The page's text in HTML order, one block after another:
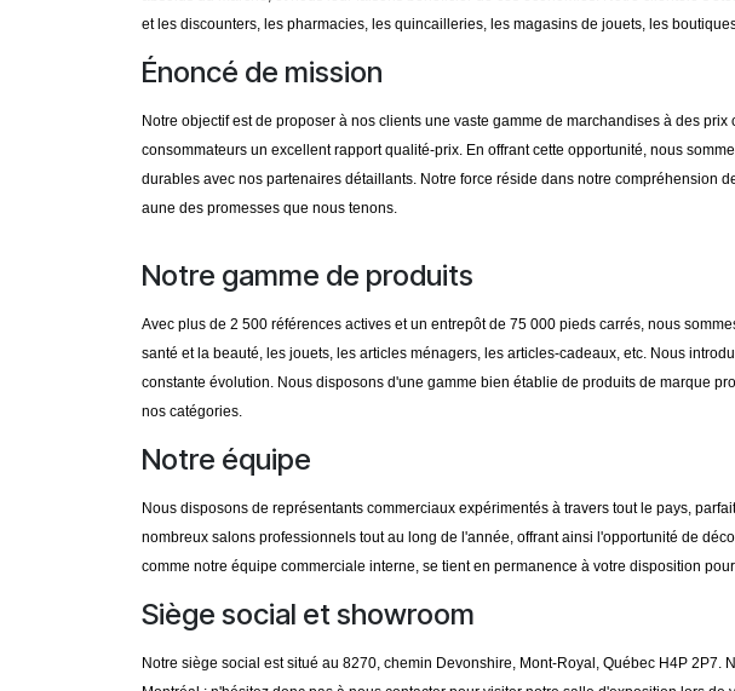
et les discounters, les pharmacies, les quincailleries, les magasins de jouets, les
Énoncé de mission
Notre objectif est de proposer à nos clients une vaste gamme de marchandises à des
consommateurs un excellent rapport qualité-prix. En offrant cette opportunité, nous
durables avec nos partenaires détaillants. Notre force réside dans notre compréhension
aune des promesses que nous tenons.
Notre gamme de produits
Avec plus de 2 500 références actives et un entrepôt de 75 000 pieds carrés, nous
santé et la beauté, les jouets, les articles ménagers, les articles-cadeaux, etc. Nous
constante évolution. Nous disposons d'une gamme bien établie de produits de marque
nos catégories.
Notre équipe
Nous disposons de représentants commerciaux expérimentés à travers tout le pays,
nombreux salons professionnels tout au long de l'année, offrant ainsi l'opportunité de
comme notre équipe commerciale interne, se tient en permanence à votre disposition
Siège social et showroom
Notre siège social est situé au 8270, chemin Devonshire, Mont-Royal, Québec H4P